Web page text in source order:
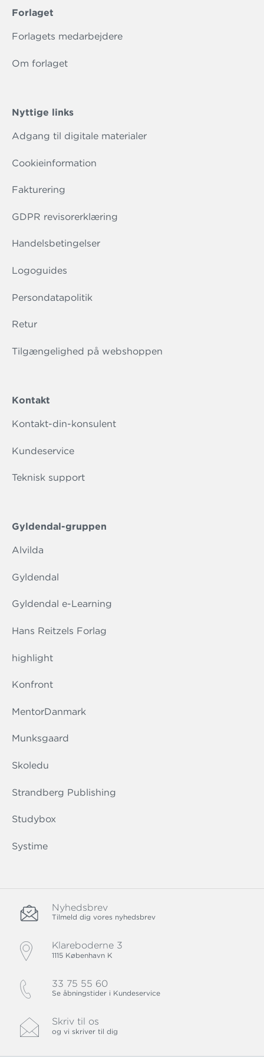
Forlaget
Forlagets medarbejdere
Om forlaget
Nyttige links
Adgang til digitale materialer
Cookieinformation
Fakturering
GDPR revisorerklæring
Handelsbetingelser
Logoguides
Persondatapolitik
Retur
Tilgængelighed på webshoppen
Kontakt
Kontakt-din-konsulent
Kundeservice
Teknisk support
Gyldendal-gruppen
Alvilda
Gyldendal
Gyldendal e-Learning
Hans Reitzels Forlag
highlight
Konfront
MentorDanmark
Munksgaard
Skoledu
Strandberg Publishing
Studybox
Systime
Nyhedsbrev
Tilmeld dig vores nyhedsbrev
Klareboderne 3
1115 København K
33 75 55 60
Se åbningstider i Kundeservice
Skriv til os
og vi skriver til dig